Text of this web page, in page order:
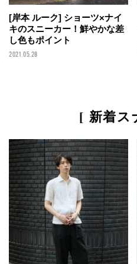
[岸本 ルーク] ショーツ×ナイ
キのスニーカー！鮮やかな差
し色もポイント
2021.05.28
[ 新着ス